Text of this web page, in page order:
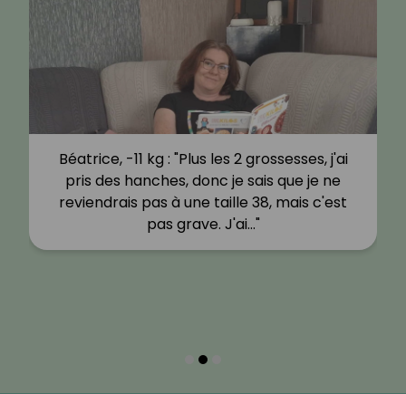
Béatrice, -11 kg : "Plus les 2 grossesses, j'ai
pris des hanches, donc je sais que je ne
reviendrais pas à une taille 38, mais c'est
pas grave. J'ai…"